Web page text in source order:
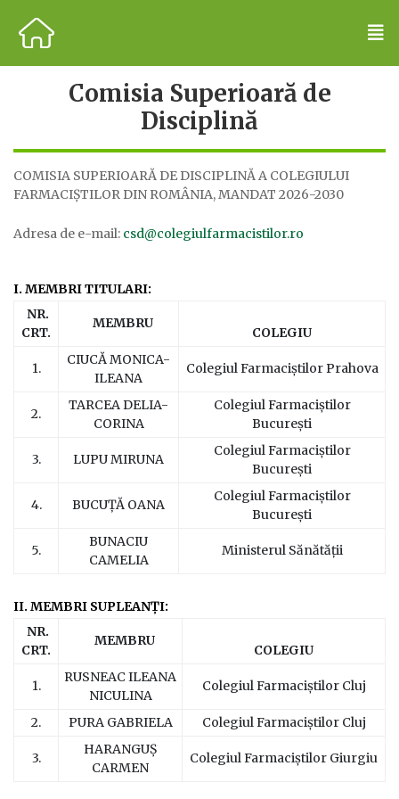
Comisia Superioară de
Disciplină
COMISIA SUPERIOARĂ DE DISCIPLINĂ A COLEGIULUI
FARMACIŞTILOR DIN ROMÂNIA, MANDAT 2026-2030
Adresa de e-mail: csd@colegiulfarmacistilor.ro
I. MEMBRI TITULARI:
NR.
CRT.
MEMBRU
COLEGIU
1.
CIUCĂ MONICA-
ILEANA
Colegiul Farmaciștilor Prahova
2.
TARCEA DELIA-
CORINA
Colegiul Farmaciștilor
București
3. LUPU MIRUNA
Colegiul Farmaciștilor
București
4. BUCUȚĂ OANA
Colegiul Farmaciștilor
București
5.
BUNACIU
CAMELIA
Ministerul Sănătății
II. MEMBRI SUPLEANȚI:
NR.
CRT.
MEMBRU
COLEGIU
1.
RUSNEAC ILEANA
NICULINA
Colegiul Farmaciștilor Cluj
2. PURA GABRIELA Colegiul Farmaciștilor Cluj
3.
HARANGUȘ
CARMEN
Colegiul Farmaciștilor Giurgiu